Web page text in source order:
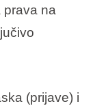
prava na
(prijave) i